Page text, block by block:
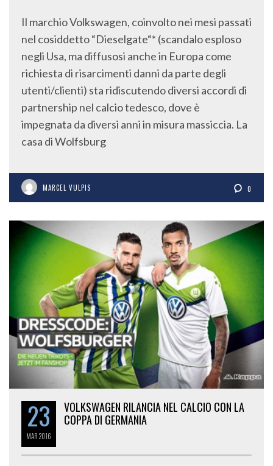
Il marchio Volkswagen, coinvolto nei mesi passati
nel cosiddetto “Dieselgate“* (scandalo esploso
negli Usa, ma diffusosi anche in Europa come
richiesta di risarcimenti danni da parte degli
utenti/clienti) sta ridiscutendo diversi accordi di
partnership nel calcio tedesco, dove è
impegnata da diversi anni in misura massiccia. La
casa di Wolfsburg
MARCEL VULPIS 0
23
MAR2016
VOLKSWAGEN RILANCIA NEL CALCIO CON LA
COPPA DI GERMANIA